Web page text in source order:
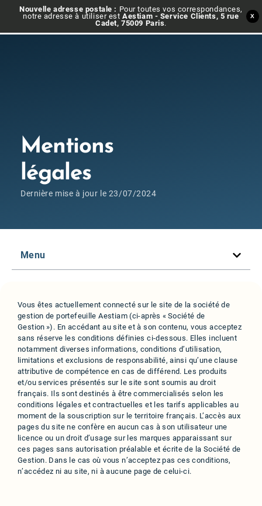
X
Nouvelle adresse postale : Pour toutes vos correspondances,
notre adresse à utiliser estAestiam - Service Clients, 5 rue
Cadet, 75009 Paris.
Mentions
légales
Dernière mise à jour le 23/07/2024
Vous êtes actuellement connecté sur le site de la société de
gestion de portefeuille Aestiam (ci-après « Société de
Gestion »). En accédant au site et à son contenu, vous acceptez
sans réserve les conditions définies ci-dessous. Elles incluent
notamment diverses informations, conditions d’utilisation,
limitations et exclusions de responsabilité, ainsi qu’une clause
attributive de compétence en cas de différend. Les produits
et/ou services présentés sur le site sont soumis au droit
français. Ils sont destinés à être commercialisés selon les
conditions légales et contractuelles et les tarifs applicables au
moment de la souscription sur le territoire français. L’accès aux
pages du site ne confère en aucun cas à son utilisateur une
licence ou un droit d’usage sur les marques apparaissant sur
ces pages sans autorisation préalable et écrite de la Société de
Gestion. Dans le cas où vous n’acceptez pas ces conditions,
n’accédez ni au site, ni à aucune page de celui-ci.
Menu